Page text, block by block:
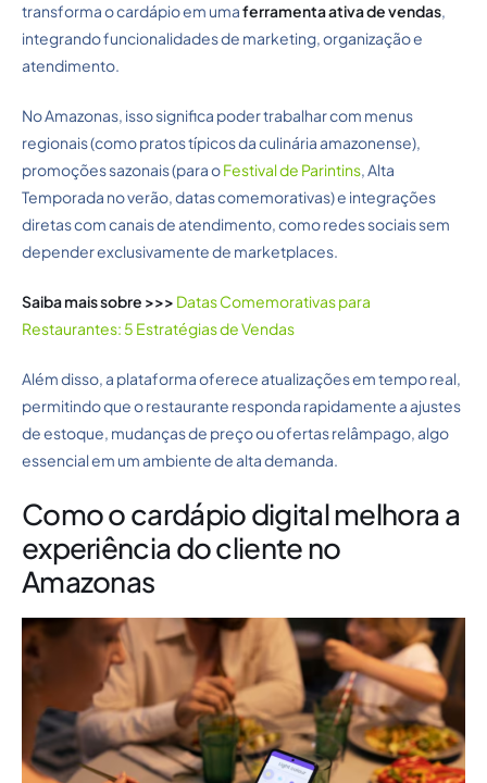
transforma o cardápio em umaferramenta ativa de vendas,
integrando funcionalidades de marketing, organização e
atendimento.
No Amazonas, isso significa poder trabalhar com menus
regionais (como pratos típicos da culinária amazonense),
promoções sazonais (para oFestival de Parintins, Alta
Temporada no verão, datas comemorativas) e integrações
diretas com canais de atendimento, como redes sociais sem
depender exclusivamente de marketplaces.
Saiba mais sobre >>> Datas Comemorativas para
Restaurantes: 5 Estratégias de Vendas
Além disso, a plataforma oferece atualizações em tempo real,
permitindo que o restaurante responda rapidamente a ajustes
de estoque, mudanças de preço ou ofertas relâmpago, algo
essencial em um ambiente de alta demanda.
Como o cardápio digital melhora a
experiência do cliente no
Amazonas